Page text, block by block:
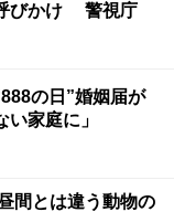
びかけ 警視庁
の日”婚姻届が
家庭に」
間とは違う動物の